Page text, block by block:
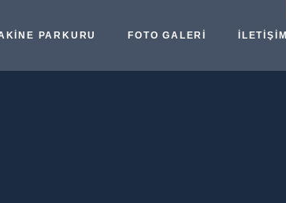
PARKURU FOTO GALERI İLETIŞIM